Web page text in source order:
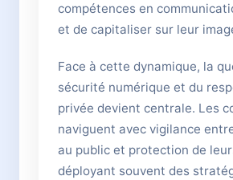
compétences en
et de capitaliser sur leur
Face à cette dynamique, la
sécurité numérique et du
privée devient centrale. Les
naviguent avec vigilance
au public et protection de
déployant souvent des